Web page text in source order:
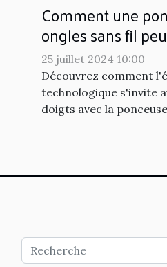
Comment une
ongles sans fil
votre manucure
25 juillet 2024 10:00
Découvrez comment
technologique s'invite
doigts avec la